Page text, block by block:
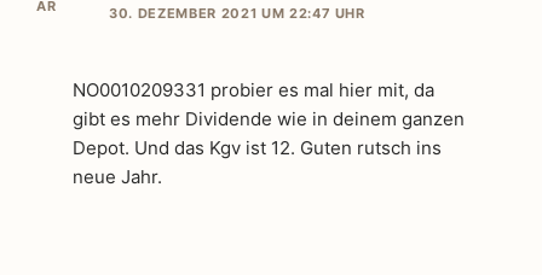
30. DEZEMBER 2021 UM 22:47 UHR
NO0010209331 probier es mal hier mit, da
gibt es mehr Dividende wie in deinem ganzen
Depot. Und das Kgv ist 12. Guten rutsch ins
neue Jahr.